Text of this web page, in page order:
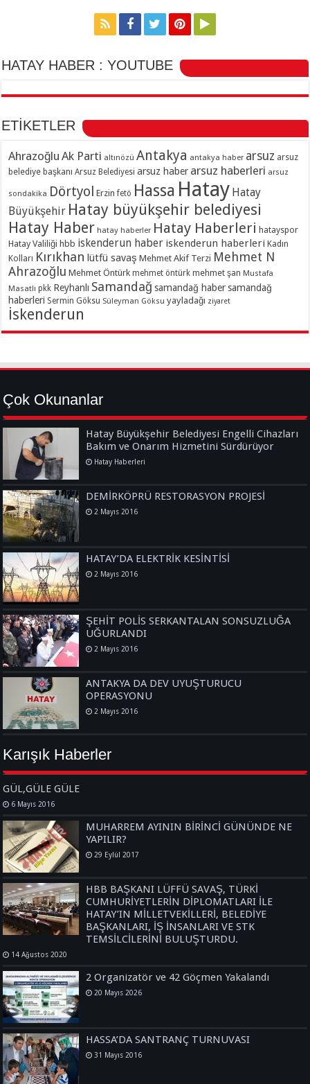
HATAY HABER : YOUTUBE
ETİKETLER
Ahrazoğlu Ak Parti altınözü Antakya antakya haber arsuz arsuz
belediye başkanı Arsuz Belediyesi arsuz haber arsuz haberleri arsuz
sondakika Dörtyol Erzin fetö Hassa Hatay Hatay
Büyükşehir Hatay büyükşehir belediyesi
Hatay Haber hatay haberler Hatay Haberleri hatayspor
Hatay Valiliği hbb iskenderun haber iskenderun haberleri Kadın
Kolları Kırıkhan lütfü savaş Mehmet Akif Terzi Mehmet N
Ahrazoğlu Mehmet Öntürk mehmet öntürk mehmet şan Mustafa
Masatlı pkk Reyhanlı Samandağ samandağ haber samandağ
haberleri Sermin Göksu Süleyman Göksu yayladağı ziyaret
İskenderun
Çok Okunanlar
Hatay Büyükşehir Belediyesi Engelli Cihazları
Bakım ve Onarım Hizmetini Sürdürüyor
Hatay Haberleri
DEMİRKÖPRÜ RESTORASYON PROJESİ
2 Mayıs 2016
HATAY’DA ELEKTRİK KESİNTİSİ
2 Mayıs 2016
ŞEHİT POLİS SERKANTALAN SONSUZLUĞA
UĞURLANDI
2 Mayıs 2016
ANTAKYA DA DEV UYUŞTURUCU
OPERASYONU
2 Mayıs 2016
Karışık Haberler
GÜL,GÜLE GÜLE
6 Mayıs 2016
MUHARREM AYININ BİRİNCİ GÜNÜNDE NE
YAPILIR?
29 Eylül 2017
HBB BAŞKANI LÜFFÜ SAVAŞ, TÜRKİ
CUMHURİYETLERİN DİPLOMATLARI İLE
HATAY’IN MİLLETVEKİLLERİ, BELEDİYE
BAŞKANLARI, İŞ İNSANLARI VE STK
TEMSİLCİLERİNİ BULUŞTURDU.
14 Ağustos 2020
2 Organizatör ve 42 Göçmen Yakalandı
20 Mayıs 2026
HASSA’DA SANTRANÇ TURNUVASI
31 Mayıs 2016